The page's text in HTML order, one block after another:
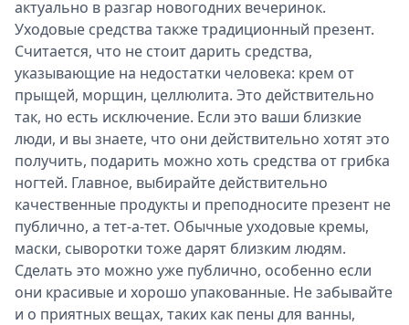
актуально в разгар новогодних вечеринок.
Уходовые средства также традиционный презент.
Считается, что не стоит дарить средства,
указывающие на недостатки человека: крем от
прыщей, морщин, целлюлита. Это действительно
так, но есть исключение. Если это ваши близкие
люди, и вы знаете, что они действительно хотят это
получить, подарить можно хоть средства от грибка
ногтей. Главное, выбирайте действительно
качественные продукты и преподносите презент не
публично, а тет-а-тет. Обычные уходовые кремы,
маски, сыворотки тоже дарят близким людям.
Сделать это можно уже публично, особенно если
они красивые и хорошо упакованные. Не забывайте
и о приятных вещах, таких как пены для ванны,